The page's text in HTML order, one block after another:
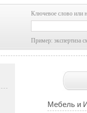
Ключевое слово или
Пример: экспертиза
Мебель и